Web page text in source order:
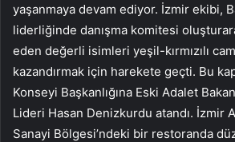
yaşanmaya devam ediyor. İzmir ekibi,
liderliğinde danışma komitesi
eden değerli isimleri yeşil-kırmızılı
kazandırmak için harekete geçti. Bu
Konseyi Başkanlığına Eski Adalet
Lideri Hasan Denizkurdu atandı. İzmir
Sanayi Bölgesi’ndeki bir restoranda